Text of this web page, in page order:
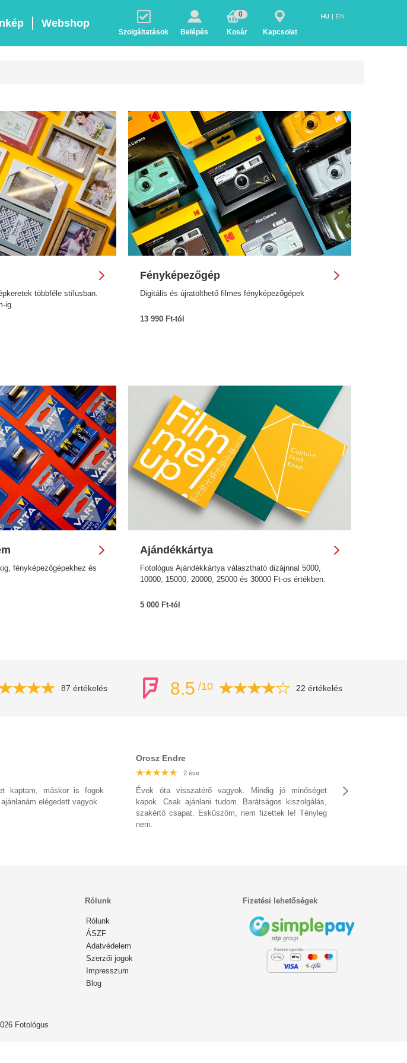
Webshop
Szolgáltatások Belépés
0
Kosár Kapcsolat
HU EN
többféle stílusban.
ig.
Fényképezőgép
Digitális és újratölthető filmes fényképezőgépek
13 990 Ft-tól
fényképezőgépekhez és
Ajándékkártya
Fotológus Ajándékkártya választható dizájnnal 5000,
10000, 15000, 20000, 25000 és 30000 Ft-os értékben.
5 000 Ft-tól
87 értékelés 8.5 /10 22 értékelés
kaptam, máskor is fogok
elégedett vagyok
Orosz Endre
2 éve
Évek óta visszatérő vagyok. Mindig jó minőséget
kapok. Csak ajánlani tudom. Barátságos kiszolgálás,
szakértő csapat. Esküszöm, nem fizettek le! Tényleg
nem.
2 éve
2 éve
2 éve
2 éve
2 éve
2 éve
Rólunk
Rólunk
ÁSZF
Adatvédelem
Szerzői jogok
Impresszum
Blog
Fizetési lehetőségek
Fotológus